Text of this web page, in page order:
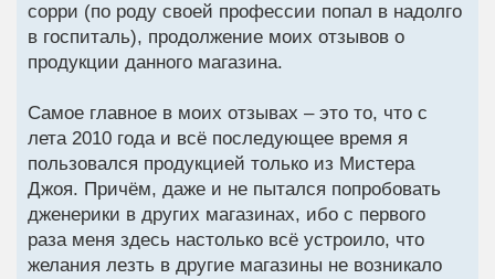
сорри (по роду своей профессии попал в надолго
в госпиталь), продолжение моих отзывов о
продукции данного магазина.
Самое главное в моих отзывах – это то, что с
лета 2010 года и всё последующее время я
пользовался продукцией только из Мистера
Джоя. Причём, даже и не пытался попробовать
дженерики в других магазинах, ибо с первого
раза меня здесь настолько всё устроило, что
желания лезть в другие магазины не возникало